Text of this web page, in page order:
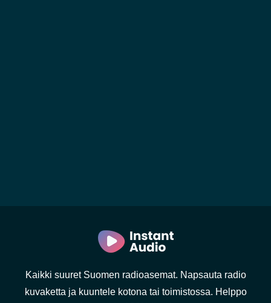
Kaikki suuret Suomen radioasemat. Napsauta radio
kuvaketta ja kuuntele kotona tai toimistossa. Helppo